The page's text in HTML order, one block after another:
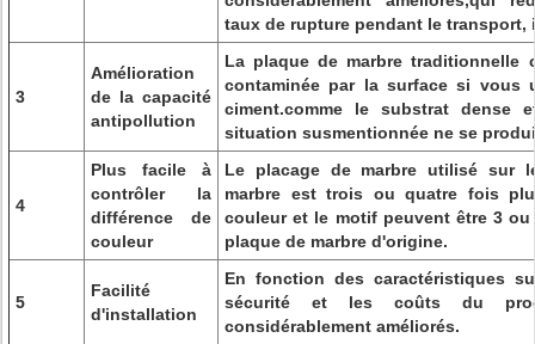
taux de rupture pendant le
3
Amélioration
de la capacité
antipollution
La plaque de marbre traditionnelle
contaminée par la surface si vous
ciment.comme le substrat
situation susmentionnée ne se
4
Plus facile à
contrôler la
différence de
couleur
Le placage de marbre utilisé sur
marbre est trois ou quatre fois
couleur et le motif peuvent être 3
plaque de marbre d'origine.
5
Facilité
d'installation
En fonction des caractéristiques
sécurité et les coûts du
considérablement améliorés.